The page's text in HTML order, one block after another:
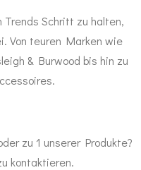
Schritt zu halten,
Von teuren Marken wie
& Burwood bis hin zu
zu 1 unserer Produkte?
kontaktieren.